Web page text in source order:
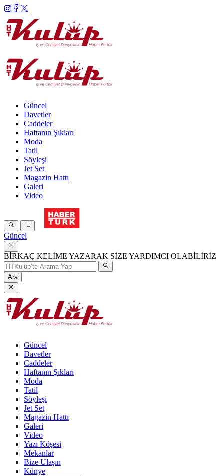
Güncel
Davetler
Caddeler
Haftanın Şıkları
Moda
Tatil
Söyleşi
Jet Set
Magazin Hattı
Galeri
Video
Güncel
BİRKAÇ KELİME YAZARAK SİZE YARDIMCI OLABİLİRİZ
Ara
Güncel
Davetler
Caddeler
Haftanın Şıkları
Moda
Tatil
Söyleşi
Jet Set
Magazin Hattı
Galeri
Video
Yazı Köşesi
Mekanlar
Bize Ulaşın
Künye